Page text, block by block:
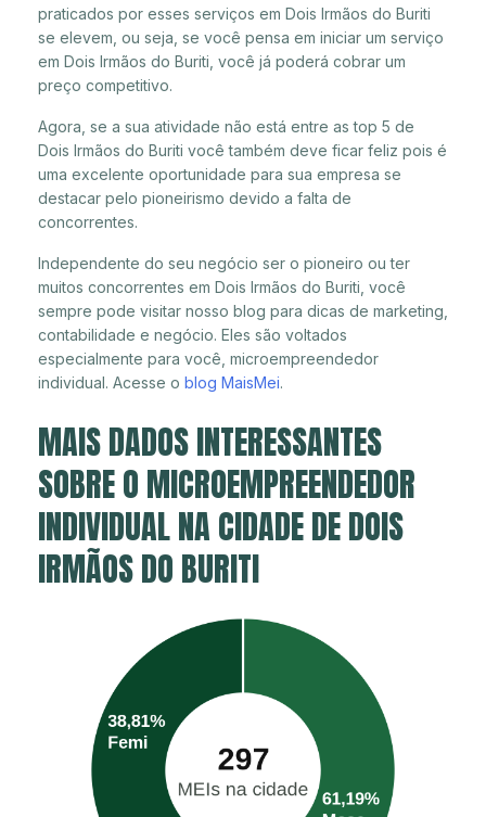
praticados por esses serviços em Dois Irmãos do Buriti
se elevem, ou seja, se você pensa em iniciar um serviço
em Dois Irmãos do Buriti, você já poderá cobrar um
preço competitivo.
Agora, se a sua atividade não está entre as top 5 de
Dois Irmãos do Buriti você também deve ficar feliz pois é
uma excelente oportunidade para sua empresa se
destacar pelo pioneirismo devido a falta de
concorrentes.
Independente do seu negócio ser o pioneiro ou ter
muitos concorrentes em Dois Irmãos do Buriti, você
sempre pode visitar nosso blog para dicas de marketing,
contabilidade e negócio. Eles são voltados
especialmente para você, microempreendedor
individual. Acesse o blog MaisMei.
MAIS DADOS INTERESSANTES
SOBRE O MICROEMPREENDEDOR
INDIVIDUAL NA CIDADE DE DOIS
IRMÃOS DO BURITI